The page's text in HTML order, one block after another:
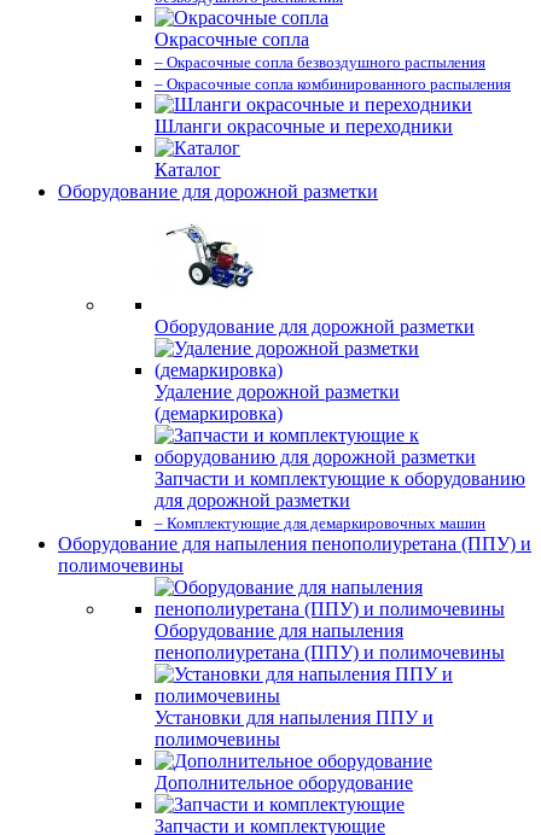
Окрасочные сопла
– Окрасочные сопла безвоздушного распыления
– Окрасочные сопла комбинированного распыления
Шланги окрасочные и переходники
Каталог
Оборудование для дорожной разметки
Оборудование для дорожной разметки
Удаление дорожной разметки
(демаркировка)
Запчасти и комплектующие к оборудованию
для дорожной разметки
– Комплектующие для демаркировочных машин
Оборудование для напыления пенополиуретана (ППУ) и
полимочевины
Оборудование для напыления
пенополиуретана (ППУ) и полимочевины
Установки для напыления ППУ и
полимочевины
Дополнительное оборудование
Запчасти и комплектующие